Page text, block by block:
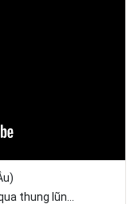
thung lũn...